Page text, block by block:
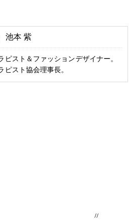
池本 紫
ピスト＆ファッションデザイナー。
ピスト協会理事長。
//